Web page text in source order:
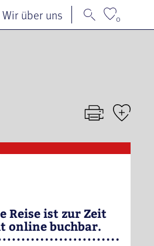
Wir über uns 0
Reise ist zur Zeit
online buchbar.